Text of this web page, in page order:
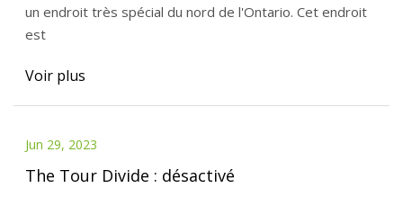
un endroit très spécial du nord de l'Ontario. Cet endroit
est
Voir plus
Jun 29, 2023
The Tour Divide : désactivé